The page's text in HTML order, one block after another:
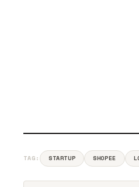
TAG: STARTUP SHOPEE